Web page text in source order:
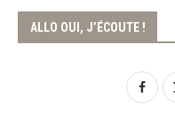
ALLO OUI, J’ÉCOUTE !